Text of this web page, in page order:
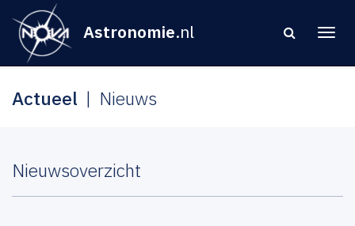
Astronomie.nl
Actueel Nieuws
Nieuwsoverzicht